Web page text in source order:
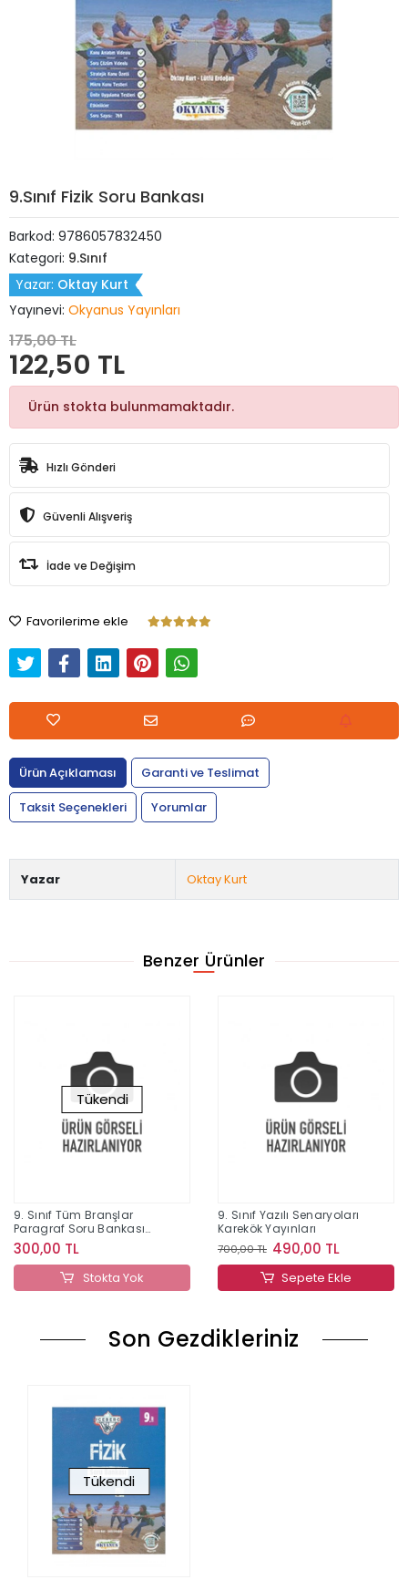
9.Sınıf Fizik Soru Bankası
Barkod: 9786057832450
Kategori: 9.Sınıf
Yazar: Oktay Kurt
Yayınevi: Okyanus Yayınları
175,00 TL
122,50 TL
Ürün stokta bulunmamaktadır.
Hızlı Gönderi
Güvenli Alışveriş
İade ve Değişim
Favorilerime ekle
Ürün Açıklaması
Garanti ve Teslimat
Taksit Seçenekleri
Yorumlar
Yazar Oktay Kurt
Benzer Ürünler
Tükendi
9. Sınıf Tüm Branşlar
Paragraf Soru Bankası
Editör Yayınları
300,00 TL
Stokta Yok
9. Sınıf Yazılı Senaryoları
Karekök Yayınları
700,00 TL 490,00 TL
Sepete Ekle
Son Gezdikleriniz
Tükendi